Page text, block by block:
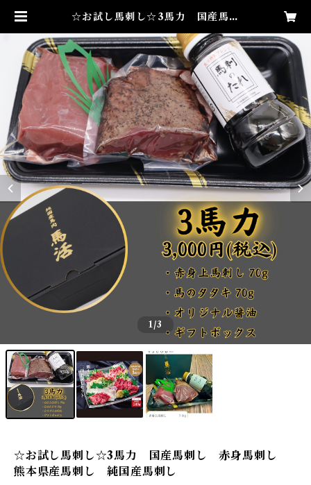
☆お試し馬刺し☆3馬力 国産馬刺
純国産馬刺し | 馬肉専門店 馬活
1/3
☆お試し馬刺し☆3馬力 国産馬刺し 赤身馬刺し
熊本県産馬刺し 純国産馬刺し